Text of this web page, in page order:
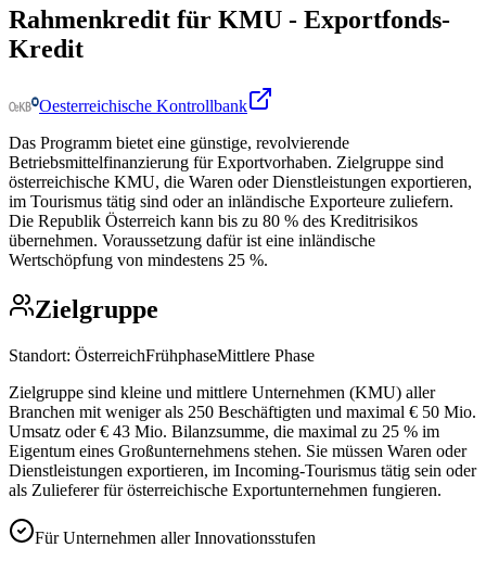
Rahmenkredit für KMU - Exportfonds-
Kredit
Oesterreichische Kontrollbank
Das Programm bietet eine günstige, revolvierende
Betriebsmittelfinanzierung für Exportvorhaben. Zielgruppe sind
österreichische KMU, die Waren oder Dienstleistungen exportieren,
im Tourismus tätig sind oder an inländische Exporteure zuliefern.
Die Republik Österreich kann bis zu 80 % des Kreditrisikos
übernehmen. Voraussetzung dafür ist eine inländische
Wertschöpfung von mindestens 25 %.
Zielgruppe
Standort: ÖsterreichFrühphaseMittlere Phase
Zielgruppe sind kleine und mittlere Unternehmen (KMU) aller
Branchen mit weniger als 250 Beschäftigten und maximal € 50 Mio.
Umsatz oder € 43 Mio. Bilanzsumme, die maximal zu 25 % im
Eigentum eines Großunternehmens stehen. Sie müssen Waren oder
Dienstleistungen exportieren, im Incoming-Tourismus tätig sein oder
als Zulieferer für österreichische Exportunternehmen fungieren.
Für Unternehmen aller Innovationsstufen